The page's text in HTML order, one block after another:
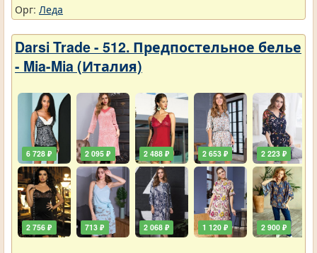
Орг: Леда
Darsi Trade - 512. Предпостельное белье
- Mia-Mia (Италия)
6 728 ₽
2 756 ₽
2 095 ₽
713 ₽
2 488 ₽
2 068 ₽
2 653 ₽
1 120 ₽
2 223 ₽
2 900 ₽